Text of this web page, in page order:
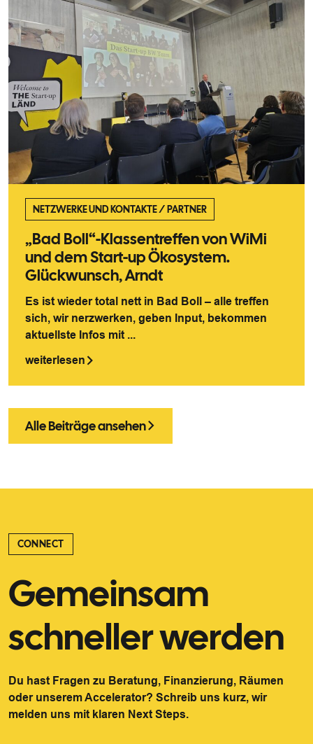
NETZWERKE UND KONTAKTE/PARTNER
„Bad Boll“-Klassentreffen von WiMi
und dem Start-up Ökosystem.
Glückwunsch, Arndt
Es ist wieder total nett in Bad Boll – alle treffen
sich, wir nerzwerken, geben Input, bekommen
aktuellste Infos mit ...
weiterlesen
Alle Beiträge ansehen
CONNECT
Gemeinsam
schneller werden
Du hast Fragen zu Beratung, Finanzierung, Räumen
oder unserem Accelerator? Schreib uns kurz, wir
melden uns mit klaren Next Steps.